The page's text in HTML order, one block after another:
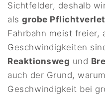
Sichtfelder, deshalb
alsgrobe
Fahrbahn meist freier,
Geschwindigkeiten
Reaktionsweg und
auch der Grund,
Geschwindigkeit bei